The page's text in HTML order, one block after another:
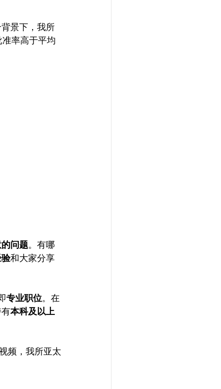
景下，我所
准率高于平均
问题。有哪
和大家分享
专业职位。在
本科及以上
频，我所亚太